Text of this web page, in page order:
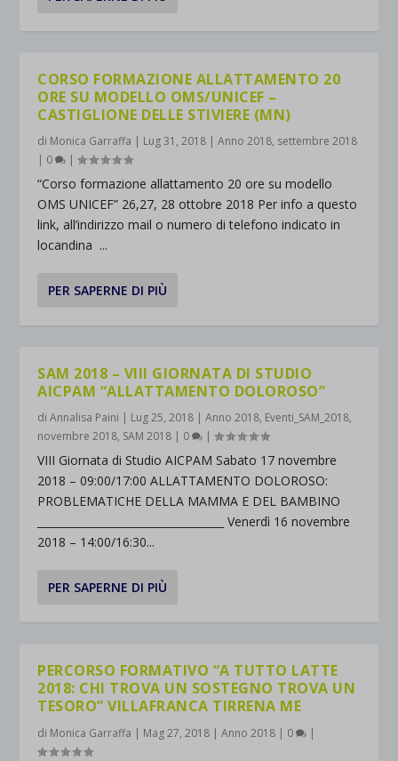
CORSO FORMAZIONE ALLATTAMENTO 20
ORE SU MODELLO OMS/UNICEF –
CASTIGLIONE DELLE STIVIERE (MN)
di Monica Garraffa | Lug 31, 2018 |Anno 2018, settembre 2018
| 0 |
“Corso formazione allattamento 20 ore su modello
OMS UNICEF” 26,27, 28 ottobre 2018 Per info a questo
link, all’indirizzo mail o numero di telefono indicato in
locandina ...
PER SAPERNE DI PIÙ
SAM 2018 – VIII GIORNATA DI STUDIO
AICPAM “ALLATTAMENTO DOLOROSO”
diAnnalisa Paini | Lug 25, 2018 |Anno 2018, Eventi_SAM_2018,
novembre 2018, SAM 2018 | 0 |
VIII Giornata di Studio AICPAM Sabato 17 novembre
2018 – 09:00/17:00 ALLATTAMENTO DOLOROSO:
PROBLEMATICHE DELLA MAMMA E DEL BAMBINO
___________________________________ Venerdì 16 novembre
2018 – 14:00/16:30...
PER SAPERNE DI PIÙ
PERCORSO FORMATIVO “A TUTTO LATTE
2018: CHI TROVA UN SOSTEGNO TROVA UN
TESORO” VILLAFRANCA TIRRENA ME
di Monica Garraffa | Mag 27, 2018 |Anno 2018 | 0 |